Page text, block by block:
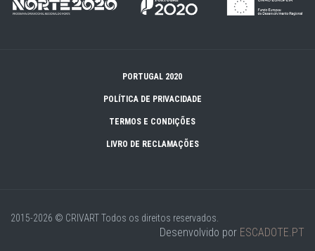
PORTUGAL 2020
POLÍTICA DE PRIVACIDADE
TERMOS E CONDIÇÕES
LIVRO DE RECLAMAÇÕES
2015-2026 © CRIVARTTodos os direitos reservados.
Desenvolvido por ESCADOTE.PT